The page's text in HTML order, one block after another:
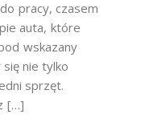
pracy, czasem
auta, które
wskazany
nie tylko
sprzęt.
[…]